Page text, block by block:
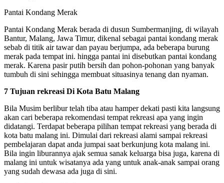
Pantai Kondang Merak
Pantai Kondang Merak berada di dusun Sumbermanjing, di wilayah
Bantur, Malang, Jawa Timur, dikenal sebagai pantai kondang merak
sebab di titik air tawar dan payau berjumpa, ada beberapa burung
merak pada tempat ini. hingga pantai ini disebutkan pantai kondang
merak. Karena pasir putih bersih dan pohon-pohonan yang banyak
tumbuh di sini sehingga membuat situasinya tenang dan nyaman.
7 Tujuan rekreasi Di Kota Batu Malang
Bila Musim berlibur telah tiba atau hamper dekati pasti kita langsung
akan cari beberapa rekomendasi tempat rekreasi apa yang ingin
didatangi. Terdapat beberapa pilihan tempat rekreasi yang berada di
kota batu malang ini. Dimulai dari rekreasi alami sampai rekreasi
pembelajaran dapat anda jumpai saat berkunjung kota malang ini.
Bila ingin liburannya ajak semua sanak keluarga bisa juga, karena di
malang ini untuk wisatanya ada yang untuk anak-anak sampai orang
yang sudah dewasa ada juga di sini.